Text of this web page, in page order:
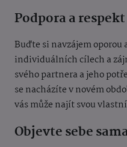
Podpora a respekt
Buďte si navzájem oporou
individuálních cílech a
svého partnera a jeho
se nacházíte v novém
vás může najít svou
Objevte sebe